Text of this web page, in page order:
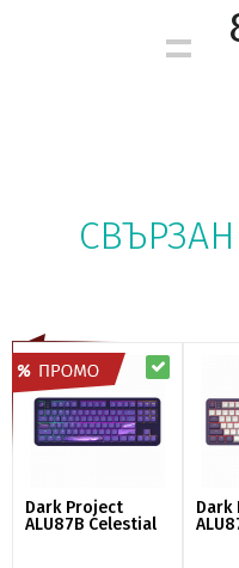
Dark Project
ALU87B Celestial
Dark